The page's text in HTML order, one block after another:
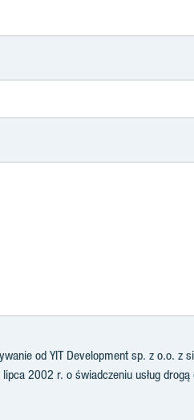
od YIT Development sp. z o.o. z
2002 r. o świadczeniu usług drogą